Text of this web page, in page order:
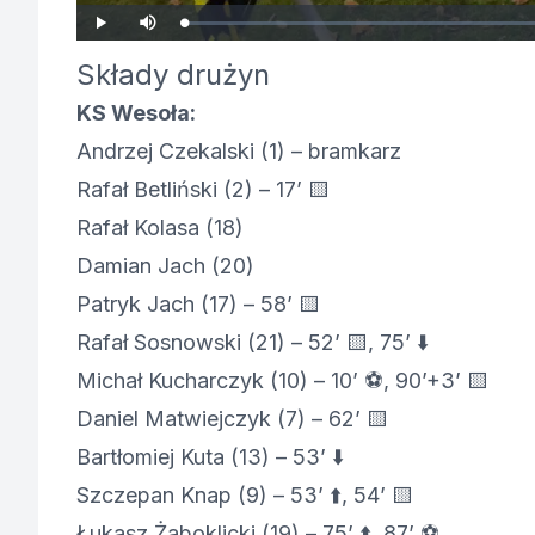
Odtwórz WyciszZaładowany:
0.00%
Składy drużyn
KS Wesoła:
Andrzej Czekalski (1) – bramkarz
Rafał Betliński (2) – 17’ 🟨
Rafał Kolasa (18)
Damian Jach (20)
Patryk Jach (17) – 58’ 🟨
Rafał Sosnowski (21) – 52’ 🟨, 75’ ⬇️
Michał Kucharczyk (10) – 10’ ⚽, 90’+3’ 🟨
Daniel Matwiejczyk (7) – 62’ 🟨
Bartłomiej Kuta (13) – 53’ ⬇️
Szczepan Knap (9) – 53’ ⬆️, 54’ 🟨